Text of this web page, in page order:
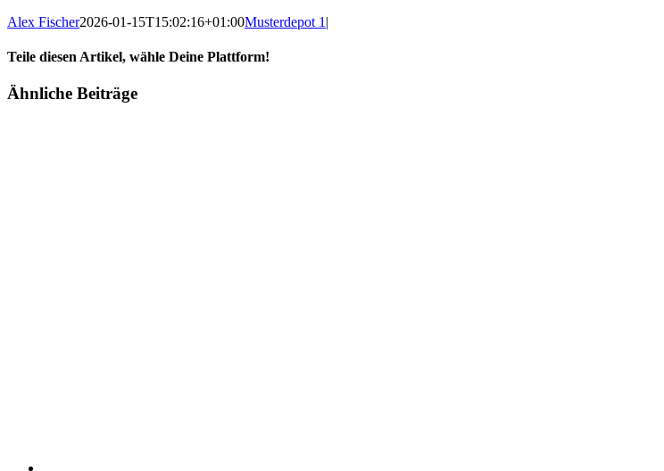
Alex Fischer2026-01-15T15:02:16+01:00Musterdepot 1 |
Teile diesen Artikel, wähle Deine Plattform!
Facebook
Twitter
Reddit
LinkedIn
Tumblr
Pinterest
Vk
E-
Ähnliche Beiträge